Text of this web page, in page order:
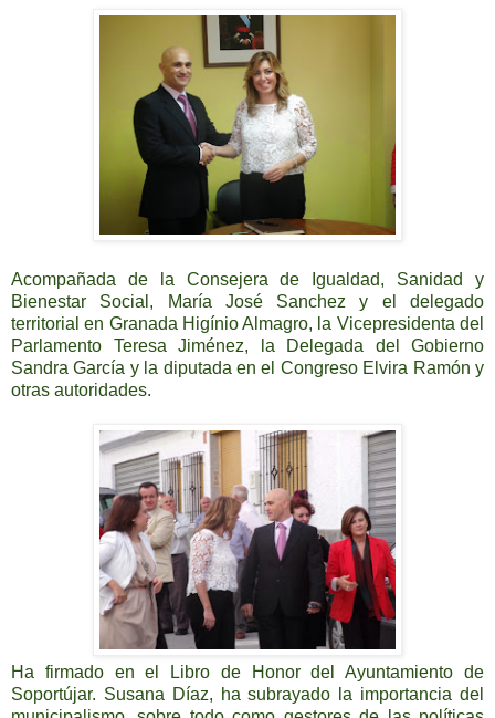
Acompañada de la Consejera de Igualdad, Sanidad y
Bienestar Social, María José Sanchez y el delegado
territorial en Granada Higínio Almagro, la Vicepresidenta del
Parlamento Teresa Jiménez, la Delegada del Gobierno
Sandra García y la diputada en el Congreso Elvira Ramón y
otras autoridades.
Ha firmado en el Libro de Honor del Ayuntamiento de
Soportújar. Susana Díaz, ha subrayado la importancia del